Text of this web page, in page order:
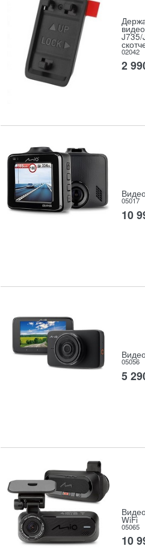
J735/
02042
2
05017
10
05056
5
WiFi
05065
10